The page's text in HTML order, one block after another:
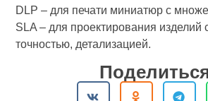
DLP – для печати миниатюр с
SLA – для проектирования
точностью, детализацией.